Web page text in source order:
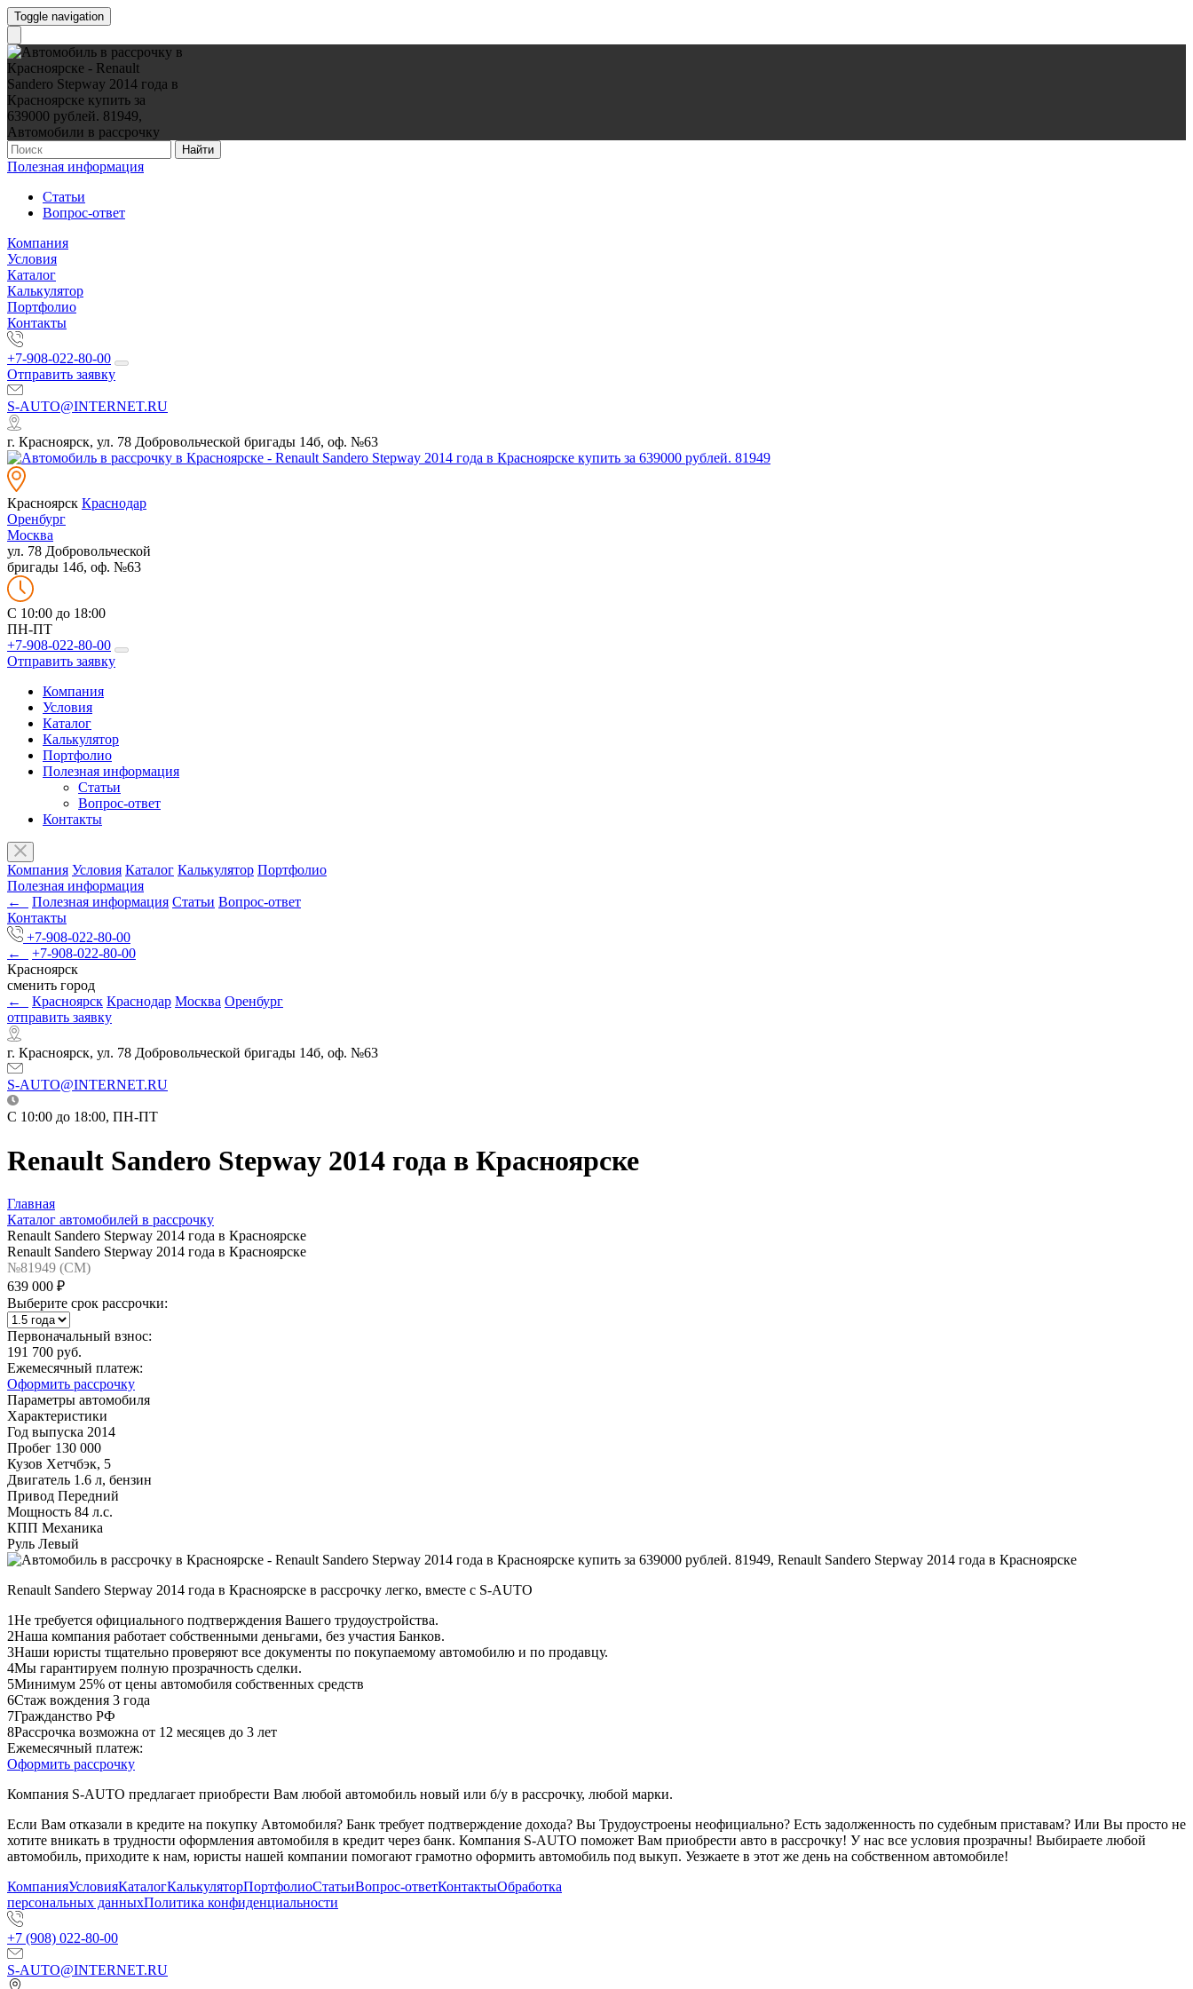
Toggle navigation
Найти
Полезная информация
Статьи
Вопрос-ответ
Компания
Условия
Каталог
Калькулятор
Портфолио
Контакты
+7-908-022-80-00
Отправить заявку
S-AUTO@INTERNET.RU
г. Красноярск, ул. 78 Добровольческой бригады 14б, оф. №63
Красноярск Краснодар
Оренбург
Москва
ул. 78 Добровольческой
бригады 14б, оф. №63
C 10:00 до 18:00
ПН-ПТ
+7-908-022-80-00
Отправить заявку
Компания
Условия
Каталог
Калькулятор
Портфолио
Полезная информация
Статьи
Вопрос-ответ
Контакты
Компания Условия Каталог Калькулятор Портфолио
Полезная информация
←
Полезная информация Статьи Вопрос-ответ
Контакты
+7-908-022-80-00
←
+7-908-022-80-00
Красноярск
сменить город
←
Красноярск Краснодар Москва Оренбург
отправить заявку
г. Красноярск, ул. 78 Добровольческой бригады 14б, оф. №63
S-AUTO@INTERNET.RU
C 10:00 до 18:00, ПН-ПТ
Renault Sandero Stepway 2014 года в Красноярске
Главная
Каталог автомобилей в рассрочку
Renault Sandero Stepway 2014 года в Красноярске
Renault Sandero Stepway 2014 года в Красноярске
№81949 (CM)
639 000 ₽
Выберите срок рассрочки:
Первоначальный взнос:
191 700 руб.
Ежемесячный платеж:
Оформить рассрочку
Параметры автомобиля
Характеристики
Год выпуска 2014
Пробег 130 000
Кузов Хетчбэк, 5
Двигатель 1.6 л, бензин
Привод Передний
Мощность 84 л.с.
КПП Механика
Руль Левый
Renault Sandero Stepway 2014 года в Красноярске в рассрочку легко, вместе с S-AUTO
1Не требуется официального подтверждения Вашего трудоустройства.
2Наша компания работает собственными деньгами, без участия Банков.
3Наши юристы тщательно проверяют все документы по покупаемому автомобилю и по продавцу.
4Мы гарантируем полную прозрачность сделки.
5Минимум 25% от цены автомобиля собственных средств
6Стаж вождения 3 года
7Гражданство РФ
8Рассрочка возможна от 12 месяцев до 3 лет
Ежемесячный платеж:
Оформить рассрочку
Компания S-AUTO предлагает приобрести Вам любой автомобиль новый или б/у в рассрочку, любой марки.
Если Вам отказали в кредите на покупку Автомобиля? Банк требует подтверждение дохода? Вы Трудоустроены неофициально? Есть задолженность по судебным приставам? Или Вы просто не
хотите вникать в трудности оформления автомобиля в кредит через банк. Компания S-AUTO поможет Вам приобрести авто в рассрочку! У нас все условия прозрачны! Выбираете любой
автомобиль, приходите к нам, юристы нашей компании помогают грамотно оформить автомобиль под выкуп. Уезжаете в этот же день на собственном автомобиле!
КомпанияУсловияКаталогКалькуляторПортфолиоСтатьиВопрос-ответКонтактыОбработка
персональных данныхПолитика конфиденциальности
+7 (908) 022-80-00
S-AUTO@INTERNET.RU